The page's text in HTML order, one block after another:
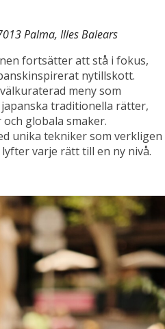
Palma, Illes Balears
fortsätter att stå i fokus,
nytillskott.
meny som
traditionella rätter,
globala smaker.
unika tekniker som verkligen
varje rätt till en ny nivå.